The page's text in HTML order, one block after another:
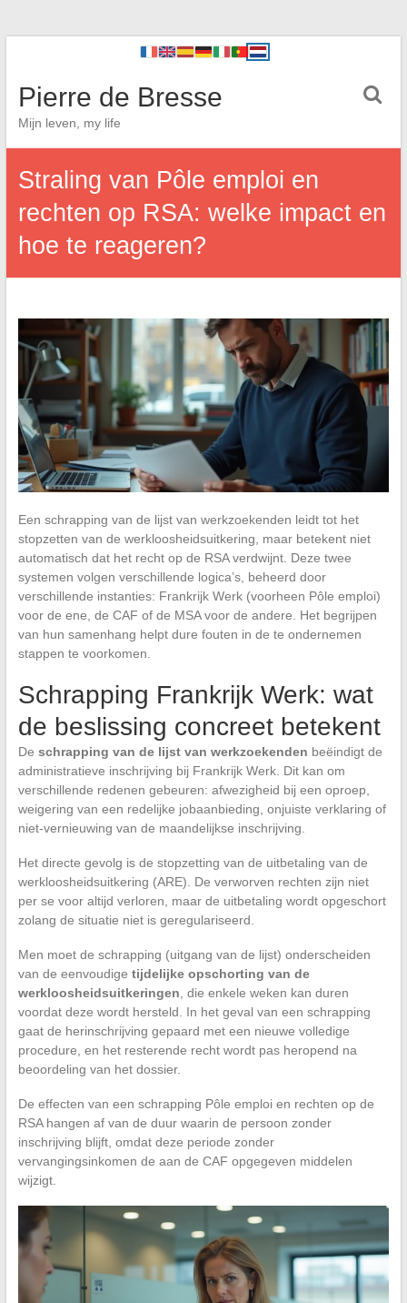
Pierre de Bresse
Mijn leven, my life
Straling van Pôle emploi en
rechten op RSA: welke impact en
hoe te reageren?
Een schrapping van de lijst van werkzoekenden leidt tot het
stopzetten van de werkloosheidsuitkering, maar betekent niet
automatisch dat het recht op de RSA verdwijnt. Deze twee
systemen volgen verschillende logica’s, beheerd door
verschillende instanties: Frankrijk Werk (voorheen Pôle emploi)
voor de ene, de CAF of de MSA voor de andere. Het begrijpen
van hun samenhang helpt dure fouten in de te ondernemen
stappen te voorkomen.
Schrapping Frankrijk Werk: wat
de beslissing concreet betekent
De schrapping van de lijst van werkzoekenden beëindigt de
administratieve inschrijving bij Frankrijk Werk. Dit kan om
verschillende redenen gebeuren: afwezigheid bij een oproep,
weigering van een redelijke jobaanbieding, onjuiste verklaring of
niet-vernieuwing van de maandelijkse inschrijving.
Het directe gevolg is de stopzetting van de uitbetaling van de
werkloosheidsuitkering (ARE). De verworven rechten zijn niet
per se voor altijd verloren, maar de uitbetaling wordt opgeschort
zolang de situatie niet is geregulariseerd.
Men moet de schrapping (uitgang van de lijst) onderscheiden
van de eenvoudige tijdelijke opschorting van de
werkloosheidsuitkeringen , die enkele weken kan duren
voordat deze wordt hersteld. In het geval van een schrapping
gaat de herinschrijving gepaard met een nieuwe volledige
procedure, en het resterende recht wordt pas heropend na
beoordeling van het dossier.
De effecten van een schrapping Pôle emploi en rechten op de
RSA hangen af van de duur waarin de persoon zonder
inschrijving blijft, omdat deze periode zonder
vervangingsinkomen de aan de CAF opgegeven middelen
wijzigt.